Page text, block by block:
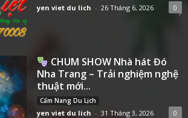
yen viet du lich - 26 Tháng 6, 2026 0
CHUM SHOW Nhà hát Đó
Nha Trang – Trải nghiệm nghệ
thuật mới...
Cẩm Nang Du Lịch
yen viet du lich - 31 Tháng 3, 2026 0